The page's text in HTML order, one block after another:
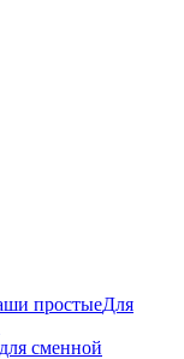
простыеДля
сменной